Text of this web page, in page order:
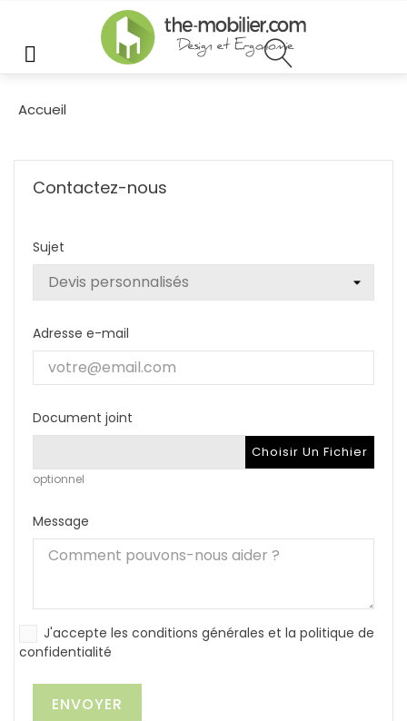
Accueil
Contactez-nous
Sujet
Adresse e-mail
Document joint
Choisir Un Fichier
optionnel
Message
J'accepte les conditions générales et la politique de
confidentialité